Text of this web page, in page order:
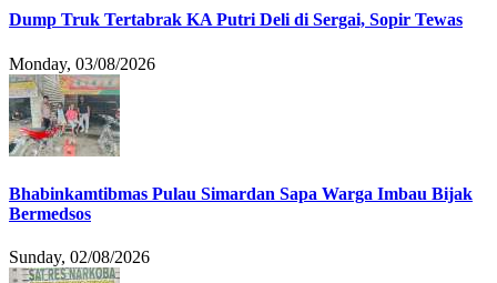
Dump Truk Tertabrak KA Putri Deli di Sergai, Sopir Tewas
Monday, 03/08/2026
Bhabinkamtibmas Pulau Simardan Sapa Warga Imbau Bijak
Bermedsos
Sunday, 02/08/2026